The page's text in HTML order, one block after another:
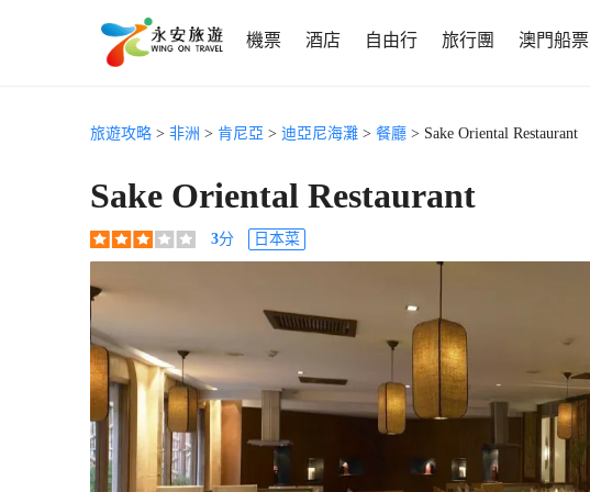
機票 酒店 自由行 旅行團 澳門船票
旅遊攻略 > 非洲 > 肯尼亞 > 迪亞尼海灘 > 餐廳 > Sake Oriental Restaurant
Sake Oriental Restaurant
3分 日本菜